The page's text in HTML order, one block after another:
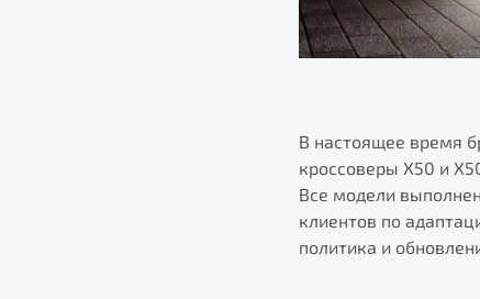
В настоящее время
кроссоверы X50 и
Все модели
клиентов по
политика и